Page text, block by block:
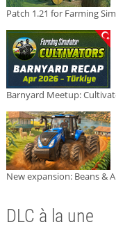
Patch 1.21 for Farming
Barnyard Meetup:
New expansion: Beans &
DLC à la une